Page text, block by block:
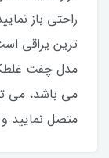
راحتی باز
ترین یراقی
مدل چفت
متصل نمایید و